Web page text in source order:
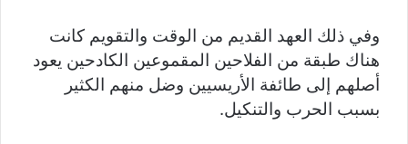
وفي ذلك العهد القديم من الوقت والتقويم كانت
هناك طبقة من الفلاحين المقموعين الكادحين يعود
أصلهم إلى طائفة الأريسيين وضل منهم الكثير
بسبب الحرب والتنكيل.